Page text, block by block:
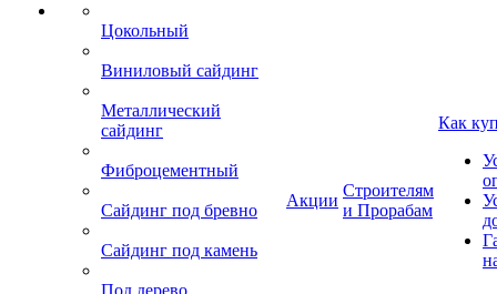
Цокольный
Виниловый сайдинг
Металлический
сайдинг
Фиброцементный
Сайдинг под бревно
Сайдинг под камень
Под дерево
Акции
Строителям
и Прорабам
Как